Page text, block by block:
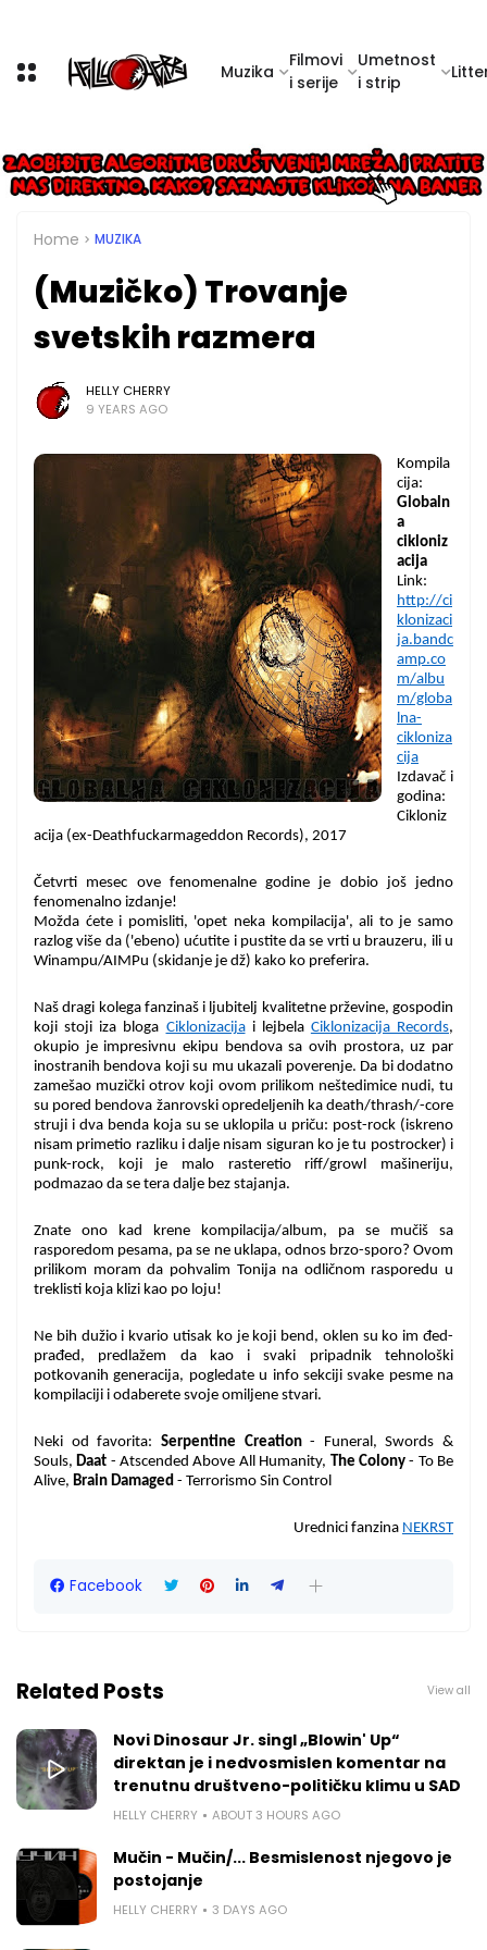
Muzika
Filmovi
i serije
Umetnost
i strip
Home MUZIKA
(Muzičko) Trovanje
svetskih razmera
HELLY CHERRY
9 YEARS AGO
Kompila
cija:
Globaln
a
cikloniz
acija
Link:
http://ci
klonizaci
ja.bandc
amp.co
m/albu
m/globa
lna-
cikloniza
cija
Izdavač i
godina:
Cikloniz
acija (ex-Deathfuckarmageddon Records), 2017
Četvrti mesec ove fenomenalne godine je dobio još jedno
fenomenalno izdanje!
Možda ćete i pomisliti, 'opet neka kompilacija', ali to je samo
razlog više da ('ebeno) ućutite i pustite da se vrti u brauzeru, ili u
Winampu/AIMPu (skidanje je dž) kako ko preferira.
Naš dragi kolega fanzinaš i ljubitelj kvalitetne prževine, gospodin
koji stoji iza bloga Ciklonizacijai lejbela Ciklonizacija Records,
okupio je impresivnu ekipu bendova sa ovih prostora, uz par
inostranih bendova koji su mu ukazali poverenje. Da bi dodatno
zamešao muzički otrov koji ovom prilikom neštedimice nudi, tu
su pored bendova žanrovski opredeljenih ka death/thrash/-core
struji i dva benda koja su se uklopila u priču: post-rock (iskreno
nisam primetio razliku i dalje nisam siguran ko je tu postrocker) i
punk-rock, koji je malo rasteretio riff/growl mašineriju,
podmazao da se tera dalje bez stajanja.
Znate ono kad krene kompilacija/album, pa se mučiš sa
rasporedom pesama, pa se ne uklapa, odnos brzo-sporo? Ovom
prilikom moram da pohvalim Tonija na odličnom rasporedu u
treklisti koja klizi kao po loju!
Ne bih dužio i kvario utisak ko je koji bend, oklen su ko im đed-
prađed, predlažem da kao i svaki pripadnik tehnološki
potkovanih generacija, pogledate u info sekciji svake pesme na
kompilaciji i odaberete svoje omiljene stvari.
Neki od favorita: Serpentine Creation- Funeral, Swords &
Souls, Daat - Atscended Above All Humanity, The Colony- To Be
Alive, Brain Damaged - Terrorismo Sin Control
Urednici fanzina NEKRST
Facebook
Related Posts View all
Novi Dinosaur Jr. singl „Blowin' Up“
direktan je i nedvosmislen komentar na
trenutnu društveno-političku klimu u SAD
HELLY CHERRY ABOUT 3 HOURS AGO
Mučin - Mučin/... Besmislenost njegovo je
postojanje
HELLY CHERRY 3 DAYS AGO